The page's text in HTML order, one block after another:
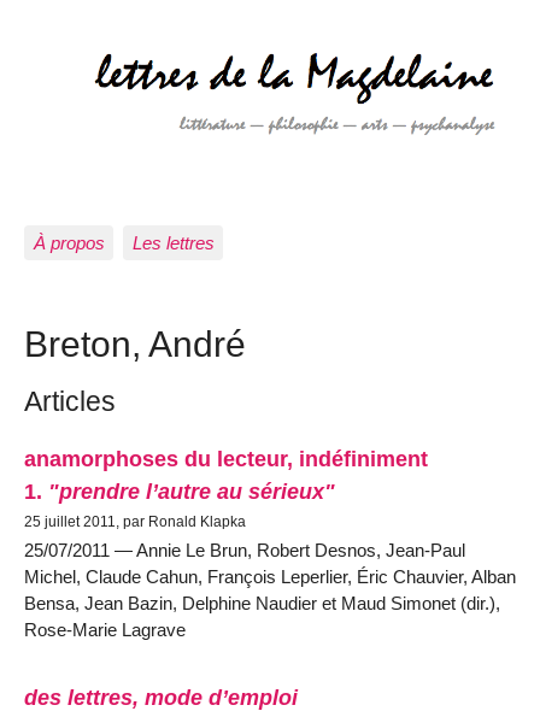
À propos Les lettres
Breton, André
Articles
anamorphoses du lecteur, indéfiniment
1. "prendre l’autre au sérieux"
25 juillet 2011, par Ronald Klapka
25/07/2011 — Annie Le Brun, Robert Desnos, Jean-Paul
Michel, Claude Cahun, François Leperlier, Éric Chauvier, Alban
Bensa, Jean Bazin, Delphine Naudier et Maud Simonet (dir.),
Rose-Marie Lagrave
des lettres, mode d’emploi